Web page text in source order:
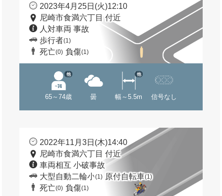
2023年4月25日(火)12:10
尼崎市食満六丁目 付近
人対車両 事故
歩行者(1)
死亡(0) 負傷(1)
65～74歳
他
曇 幅～5.5m
他
信号なし
2022年11月3日(木)14:40
尼崎市食満六丁目 付近
車両相互 小破事故
大型自動二輪小(1) 原付自転車(1)
死亡(0) 負傷(1)